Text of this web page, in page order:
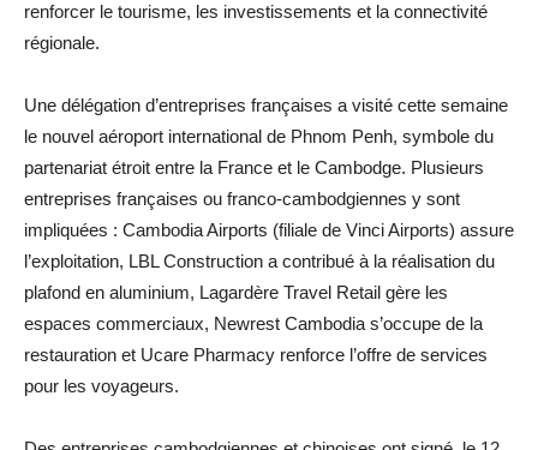
renforcer le tourisme, les investissements et la connectivité
régionale.
Une délégation d’entreprises françaises a visité cette semaine
le nouvel aéroport international de Phnom Penh, symbole du
partenariat étroit entre la France et le Cambodge. Plusieurs
entreprises françaises ou franco-cambodgiennes y sont
impliquées : Cambodia Airports (filiale de Vinci Airports) assure
l’exploitation, LBL Construction a contribué à la réalisation du
plafond en aluminium, Lagardère Travel Retail gère les
espaces commerciaux, Newrest Cambodia s’occupe de la
restauration et Ucare Pharmacy renforce l’offre de services
pour les voyageurs.